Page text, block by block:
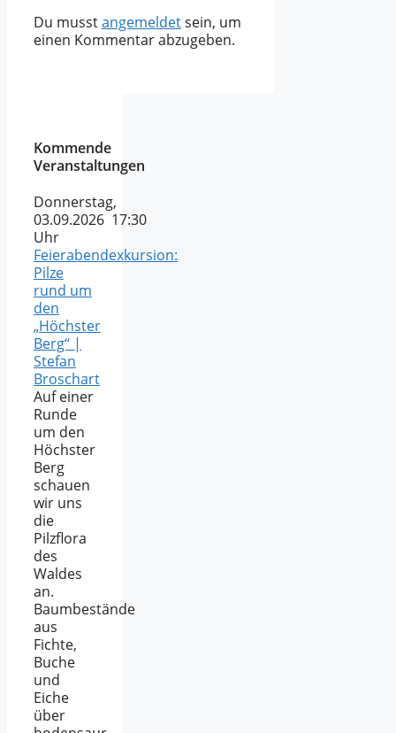
Du musstangemeldetsein, um
einen Kommentar abzugeben.
Kommende
Veranstaltungen
Donnerstag,
03.09.2026 17:30
Uhr
Feierabendexkursion:
Pilze
rund um
den
„Höchster
Berg“ |
Stefan
Broschart
Auf einer
Runde
um den
Höchster
Berg
schauen
wir uns
die
Pilzflora
des
Waldes
an.
Baumbestände
aus
Fichte,
Buche
und
Eiche
über